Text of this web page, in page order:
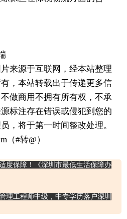
来源于互联网，经本站整理
，本站转载出于传递更多信
做商用不拥有所有权，不承
标注存在错误或侵犯到您的
，将于第一时间整改处理。
（#转@）
度保障！《深圳市最低生活保障办
理工程师中级，中专学历落户深圳